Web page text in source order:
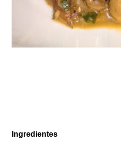
Ingredientes